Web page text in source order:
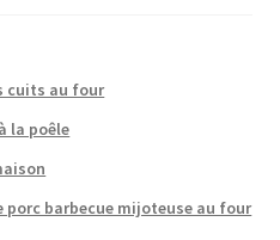
cuits au four
la poêle
porc barbecue mijoteuse au four